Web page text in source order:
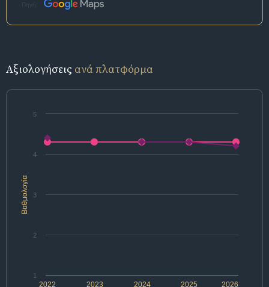
Πηγή:
Αξιολογήσεις ανά πλατφόρμα
Βαθμολογία
2022 2024 2026
2023 2025
1
2
3
4
5